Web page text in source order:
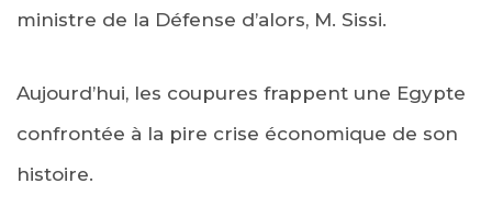
ministre de la Défense d’alors, M. Sissi.
Aujourd’hui, les coupures frappent une Egypte
confrontée à la pire crise économique de son
histoire.